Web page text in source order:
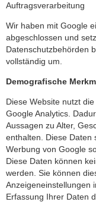
Auftragsverarbeitung
Wir haben mit Google
abgeschlossen und
Datenschutzbehörden
vollständig um.
Demografische
Diese Website nutzt
Google Analytics.
Aussagen zu Alter,
enthalten. Diese Daten
Werbung von Google
Diese Daten können
werden. Sie können
Anzeigeneinstellungen
Erfassung Ihrer Daten